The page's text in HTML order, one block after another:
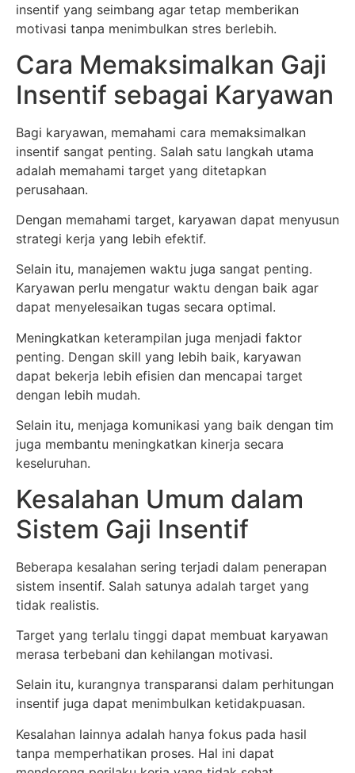
insentif yang seimbang agar tetap memberikan
motivasi tanpa menimbulkan stres berlebih.
Cara Memaksimalkan Gaji
Insentif sebagai Karyawan
Bagi karyawan, memahami cara memaksimalkan
insentif sangat penting. Salah satu langkah utama
adalah memahami target yang ditetapkan
perusahaan.
Dengan memahami target, karyawan dapat menyusun
strategi kerja yang lebih efektif.
Selain itu, manajemen waktu juga sangat penting.
Karyawan perlu mengatur waktu dengan baik agar
dapat menyelesaikan tugas secara optimal.
Meningkatkan keterampilan juga menjadi faktor
penting. Dengan skill yang lebih baik, karyawan
dapat bekerja lebih efisien dan mencapai target
dengan lebih mudah.
Selain itu, menjaga komunikasi yang baik dengan tim
juga membantu meningkatkan kinerja secara
keseluruhan.
Kesalahan Umum dalam
Sistem Gaji Insentif
Beberapa kesalahan sering terjadi dalam penerapan
sistem insentif. Salah satunya adalah target yang
tidak realistis.
Target yang terlalu tinggi dapat membuat karyawan
merasa terbebani dan kehilangan motivasi.
Selain itu, kurangnya transparansi dalam perhitungan
insentif juga dapat menimbulkan ketidakpuasan.
Kesalahan lainnya adalah hanya fokus pada hasil
tanpa memperhatikan proses. Hal ini dapat